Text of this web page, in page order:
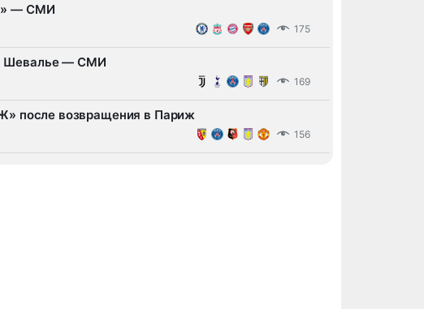
— СМИ
175
Шевалье — СМИ
169
после возвращения в Париж
156